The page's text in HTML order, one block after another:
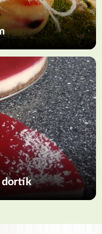
dortík